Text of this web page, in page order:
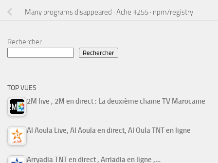
Many programs disappeared · Ache #255 · npm/registry
Rechercher
Rechercher
TOP VUES
2M live , 2M en direct : La deuxième chaine TV Marocaine
Al Aoula Live, Al Aoula en direct, Al Oula TNT en ligne
Arryadia TNT en direct , Arriadia en ligne ,…